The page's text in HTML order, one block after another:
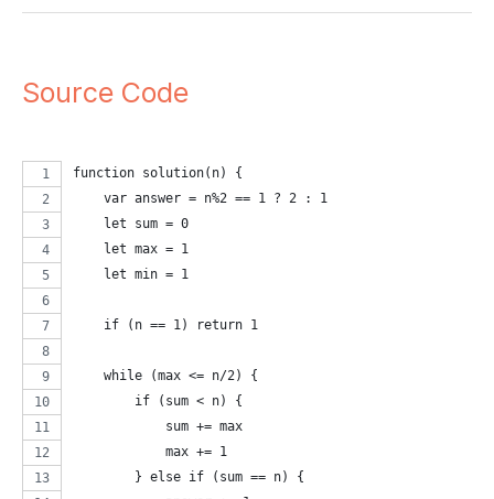
Source Code
function solution(n) {
    var answer = n%2 == 1 ? 2 : 1
    let sum = 0
    let max = 1
    let min = 1
    if (n == 1) return 1
    while (max <= n/2) {
        if (sum < n) {
            sum += max
            max += 1
        } else if (sum == n) {